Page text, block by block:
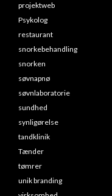
projektweb
Psykolog
restaurant
snorkebehandling
snorken
søvnapnø
søvnlaboratorie
sundhed
synligørelse
tandklinik
Tænder
tømrer
unik branding